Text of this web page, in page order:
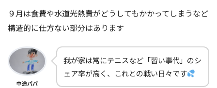
９月は食費や水道光熱費がどうしてもかかってしまうなど
構造的に仕方ない部分はあります
中途パパ
我が家は常にテニスなど「習い事代」のシ
ェア率が高く、これとの戦い日々です